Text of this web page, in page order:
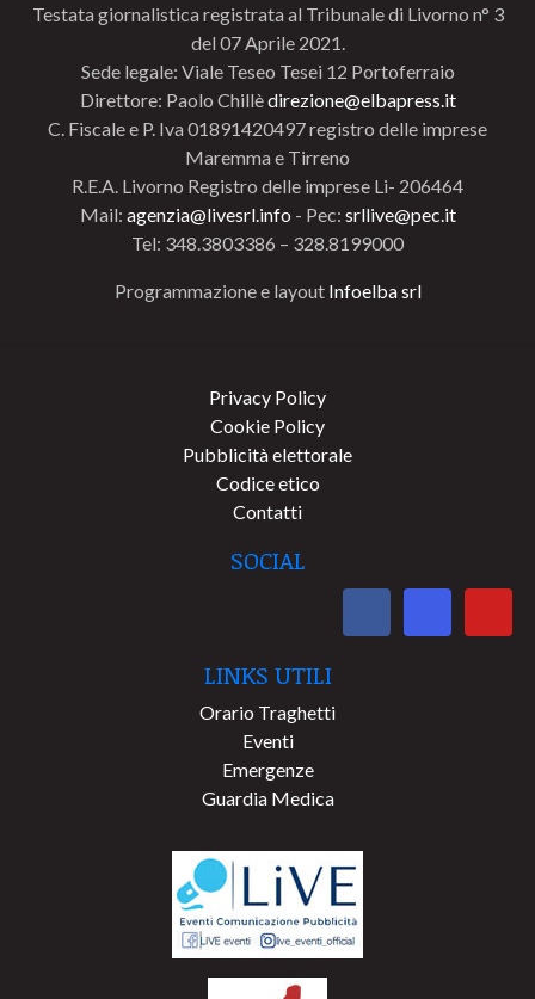
Testata giornalistica registrata al Tribunale di Livorno n° 3
del 07 Aprile 2021.
Sede legale: Viale Teseo Tesei 12 Portoferraio
Direttore: Paolo Chillèdirezione@elbapress.it
C. Fiscale e P. Iva 01891420497 registro delle imprese
Maremma e Tirreno
R.E.A. Livorno Registro delle imprese Li- 206464
Mail: agenzia@livesrl.info - Pec: srllive@pec.it
Tel: 348.3803386 – 328.8199000
Programmazione e layout Infoelba srl
Privacy Policy
Cookie Policy
Pubblicità elettorale
Codice etico
Contatti
SOCIAL
LINKS UTILI
Orario Traghetti
Eventi
Emergenze
Guardia Medica